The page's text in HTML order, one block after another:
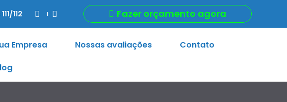
112 Fazer orçamento agora
Empresa Nossas avaliações
Contato